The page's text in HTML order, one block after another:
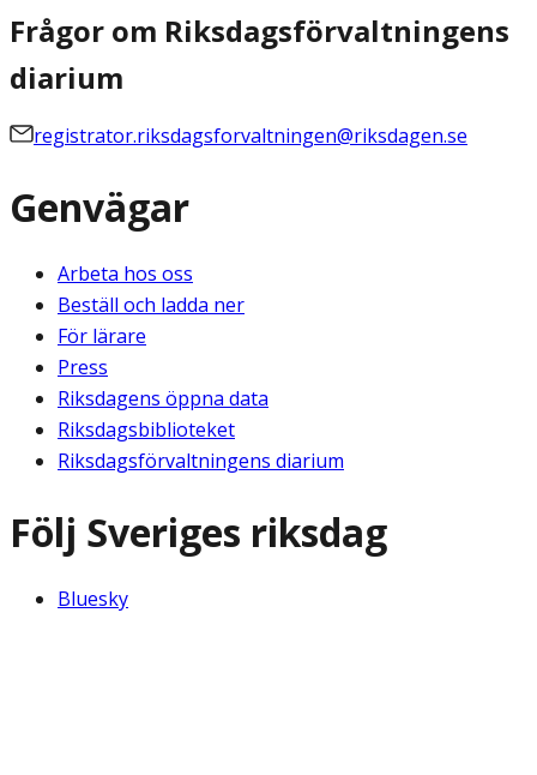
Frågor om Riksdagsförvaltningens
diarium
registrator.riksdagsforvaltningen@riksdagen.se
Genvägar
Arbeta hos oss
Beställ och ladda ner
För lärare
Press
Riksdagens öppna data
Riksdagsbiblioteket
Riksdagsförvaltningens diarium
Följ Sveriges riksdag
Bluesky